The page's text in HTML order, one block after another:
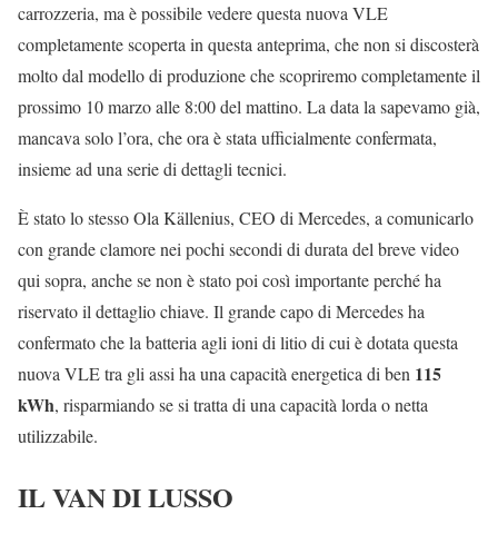
carrozzeria, ma è possibile vedere questa nuova VLE
completamente scoperta in questa anteprima, che non si discosterà
molto dal modello di produzione che scopriremo completamente il
prossimo 10 marzo alle 8:00 del mattino. La data la sapevamo già,
mancava solo l’ora, che ora è stata ufficialmente confermata,
insieme ad una serie di dettagli tecnici.
È stato lo stesso Ola Källenius, CEO di Mercedes, a comunicarlo
con grande clamore nei pochi secondi di durata del breve video
qui sopra, anche se non è stato poi così importante perché ha
riservato il dettaglio chiave. Il grande capo di Mercedes ha
confermato che la batteria agli ioni di litio di cui è dotata questa
nuova VLE tra gli assi ha una capacità energetica di ben 115
kWh, risparmiando se si tratta di una capacità lorda o netta
utilizzabile.
IL VAN DI LUSSO